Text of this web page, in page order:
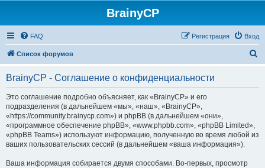
BrainyCP
FAQ Вход
Регистрация
Список форумов
BrainyCP - Соглашение о конфиденциальности
Это соглашение подробно объясняет, как «BrainyCP» и его
подразделения (в дальнейшем «мы», «наш», «BrainyCP»,
«https://community.brainycp.com») и phpBB (в дальнейшем «они»,
«программное обеспечение phpBB», «www.phpbb.com», «phpBB Limited»,
«phpBB Teams») используют информацию, полученную во время любой из
ваших пользовательских сессий (в дальнейшем «ваша информация»).
Ваша информация собирается двумя способами. Во-первых, просмотр